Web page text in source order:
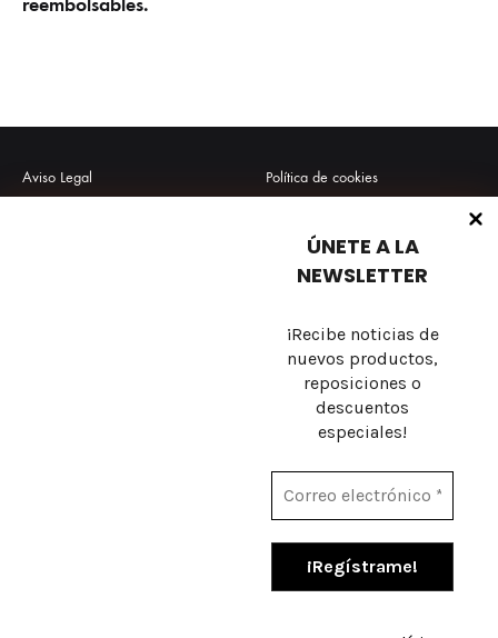
ÚNETE A LA
NEWSLETTER
¡Recibe noticias de
nuevos productos,
reposiciones o
descuentos
especiales!
Aviso Legal Política de cookies
Preguntas frecuentes